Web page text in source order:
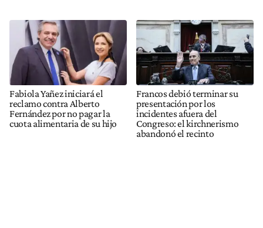
Fabiola Yañez iniciará el
reclamo contra Alberto
Fernández por no pagar la
cuota alimentaria de su hijo
Francos debió terminar su
presentación por los
incidentes afuera del
Congreso: el kirchnerismo
abandonó el recinto